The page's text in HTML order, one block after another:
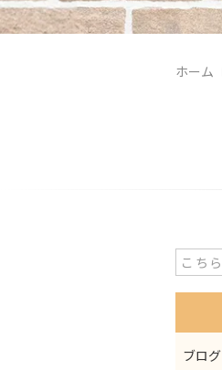
ホーム
ブログ